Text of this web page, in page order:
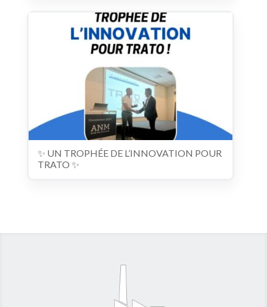
✨ UN TROPHÉE DE L’INNOVATION POUR
TRATO ✨